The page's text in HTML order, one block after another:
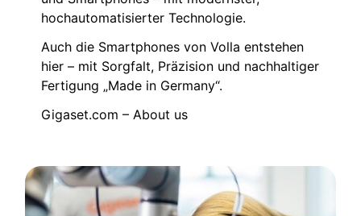
hochautomatisierter Technologie.
Auch die Smartphones von Volla entstehen
hier – mit Sorgfalt, Präzision und nachhaltiger
Fertigung „Made in Germany“.
Gigaset.com – About us